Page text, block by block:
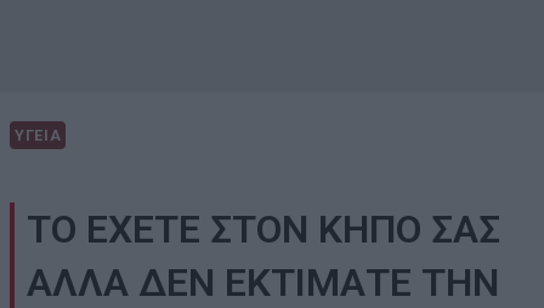
ΥΓΕΙΑ
ΤΟ ΕΧΕΤΕ ΣΤΟΝ ΚΗΠΟ ΣΑΣ
ΑΛΛΑ ΔΕΝ ΕΚΤΙΜΑΤΕ ΤΗΝ